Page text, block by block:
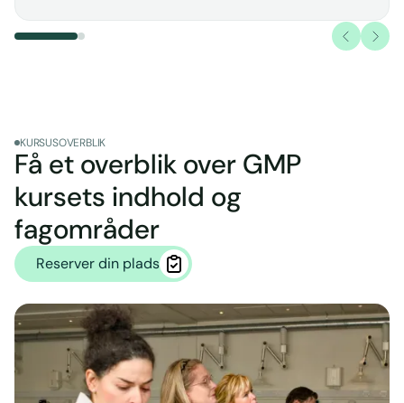
KURSUSOVERBLIK
Få et overblik over GMP
kursets indhold og
fagområder
Reserver din plads